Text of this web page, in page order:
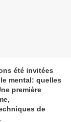
été invitées
mental: quelles
première
de